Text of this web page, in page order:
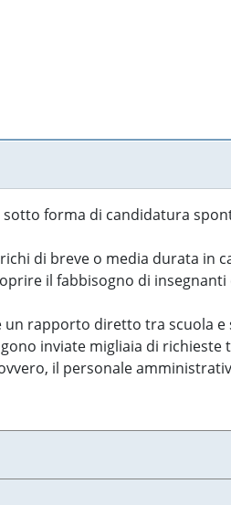
forma di candidatura
di breve o media durata in
il fabbisogno di insegnanti
rapporto diretto tra scuola e
inviate migliaia di richieste
il personale